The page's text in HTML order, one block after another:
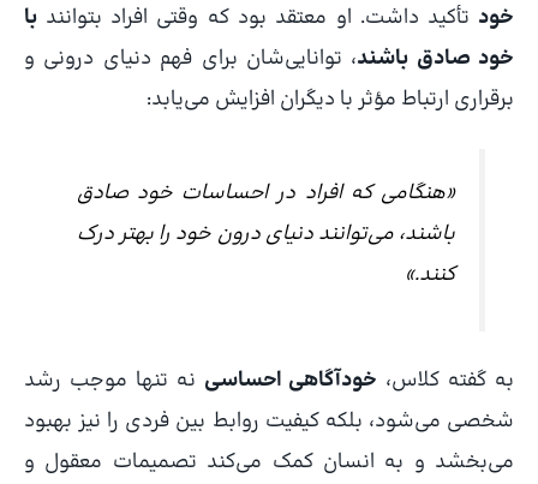
خود تأکید داشت. او معتقد بود که وقتی افراد بتوانندبا
خود صادق باشند، توانایی‌شان برای فهم دنیای درونی و
برقراری ارتباط مؤثر با دیگران افزایش می‌یابد:
«هنگامی که افراد در احساسات خود صادق
باشند، می‌توانند دنیای درون خود را بهتر درک
کنند.»
به گفته کلاس، خودآگاهی احساسی نه تنها موجب رشد
شخصی می‌شود، بلکه کیفیت روابط بین فردی را نیز بهبود
می‌بخشد و به انسان کمک می‌کند تصمیمات معقول و